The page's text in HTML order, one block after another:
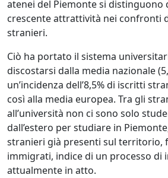
atenei del Piemonte si distinguono
crescente attrattività nei confronti
stranieri.
Ciò ha portato il sistema
discostarsi dalla media nazionale
un’incidenza dell’8,5% di iscritti
così alla media europea. Tra gli
all’università non ci sono solo
dall’estero per studiare in
stranieri già presenti sul territorio,
immigrati, indice di un processo di
attualmente in atto.